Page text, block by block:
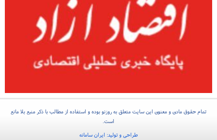
تمام حقوق مادی و معنوی این سایت متعلق به روزنو بوده و استفاده از مطالب با ذکر منبع بلا مانع
است.
طراحی و تولید: ایران سامانه